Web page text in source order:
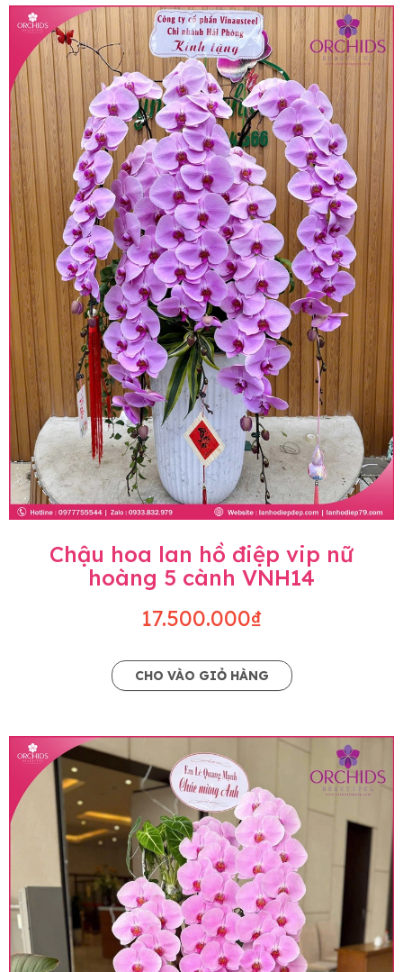
• Giá trên được miễn ship giao trong nội thành,
miễn phí in thiệp - banner theo yêu cầu khách
hàng.
• Beautiful Orchids liên kết với các cửa hàng
trên toàn quốc để phục vụ giao hoa tận nơi, mỗi
khu vực sẽ có mức giá khác nhau (tùy vào chi
phí mặt bằng, nguyên vật liệu,..) nên giá có thể sẽ
thay đổi so với giá niêm yết trên website. Khách
hàng ở Tỉnh thành khác vui lòng chủ động hỏi lại
giá trước khi đặt hàng, shop sẽ chủ động báo giá
chính xác khi có địa chỉ giao hàng cụ thể.
Chậu hoa lan hồ điệp vip nữ
hoàng 5 cành VNH14
17.500.000₫
CHO VÀO GIỎ HÀNG